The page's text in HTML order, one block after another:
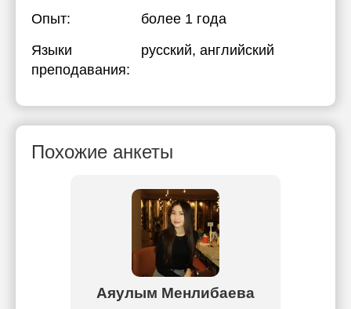
Опыт:
более 1 года
Языки
преподавания:
русский, английский
Похожие анкеты
Аяулым Менлибаева